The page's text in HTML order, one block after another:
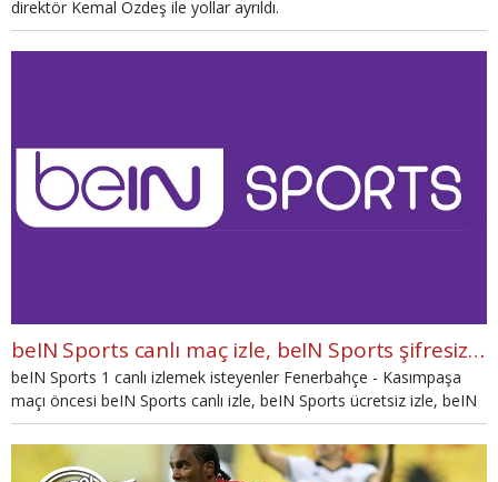
direktör Kemal Özdeş ile yollar ayrıldı.
beIN Sports canlı maç izle, beIN Sports şifresiz maç İZLE (FB Kasımpaşa beIN Sports canlı ve şifresiz İZLE)
beIN Sports 1 canlı izlemek isteyenler Fenerbahçe - Kasımpaşa
maçı öncesi beIN Sports canlı izle, beIN Sports ücretsiz izle, beIN
Sports canlı ve şifresiz izle, beIN Sports ücretsiz izle şeklinde
arama yapmaya başladılar. Fenerbahçe - Kasımpaşa maçını beIN
Sports'tan izlemek için gerekli olan bilgiler haberimizin devamında.